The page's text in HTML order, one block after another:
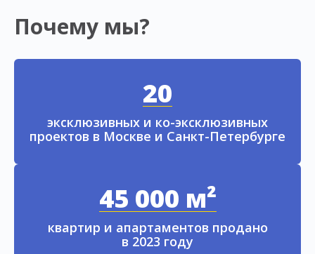
Почему мы?
20
эксклюзивных и ко-эксклюзивных
проектов в Москве и Санкт-Петербурге
45 000 м²
квартир и апартаментов продано
в 2023 году